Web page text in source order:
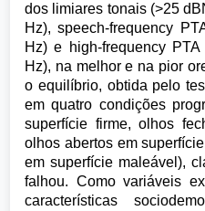
dos limiares tonais (>25
Hz), speech-frequency
Hz) e high-frequency
Hz), na melhor e na pior
o equilíbrio, obtida pelo
em quatro condições
superfície firme, olhos
olhos abertos em
em superfície maleável),
falhou. Como variáveis
características